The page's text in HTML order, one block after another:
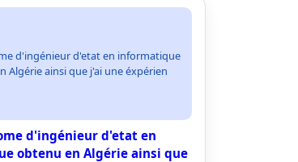
d'ingénieur d'etat en informatique
Algérie ainsi que j'ai une éxpérien
d'ingénieur d'etat en
obtenu en Algérie ainsi que